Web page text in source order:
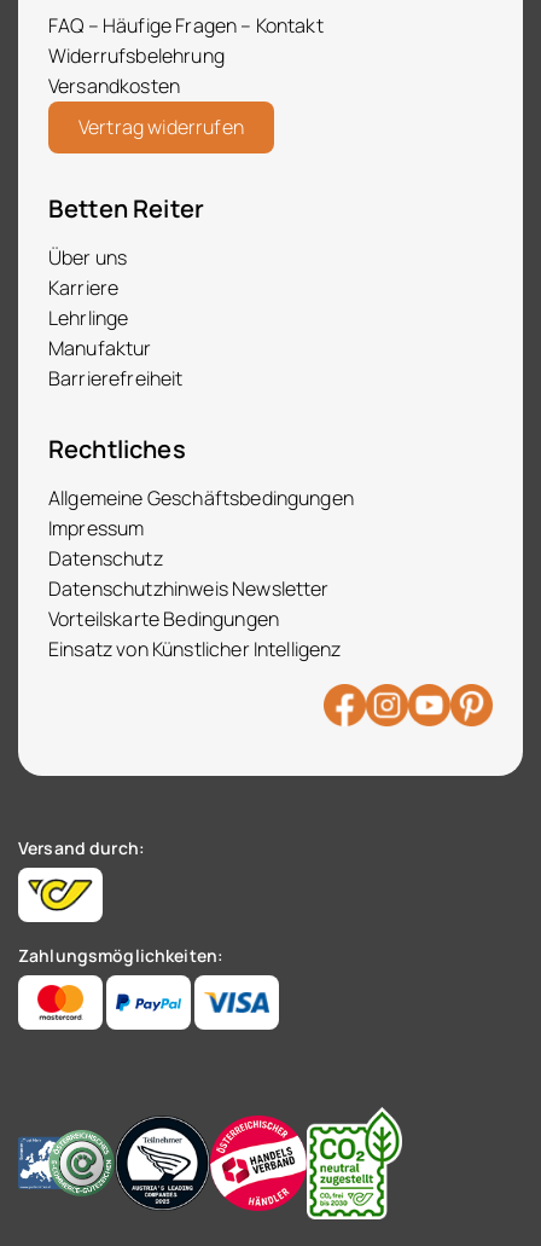
FAQ – Häufige Fragen – Kontakt
Widerrufsbelehrung
Versandkosten
Vertrag widerrufen
Betten Reiter
Über uns
Karriere
Lehrlinge
Manufaktur
Barrierefreiheit
Rechtliches
Allgemeine Geschäftsbedingungen
Impressum
Datenschutz
Datenschutzhinweis Newsletter
Vorteilskarte Bedingungen
Einsatz von Künstlicher Intelligenz
Versand durch:
Zahlungsmöglichkeiten: